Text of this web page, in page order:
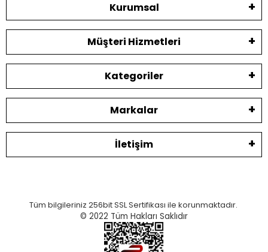
Kurumsal
Müşteri Hizmetleri
Kategoriler
Markalar
İletişim
Tüm bilgileriniz 256bit SSL Sertifikası ile korunmaktadır.
© 2022 Tüm Hakları Saklıdır